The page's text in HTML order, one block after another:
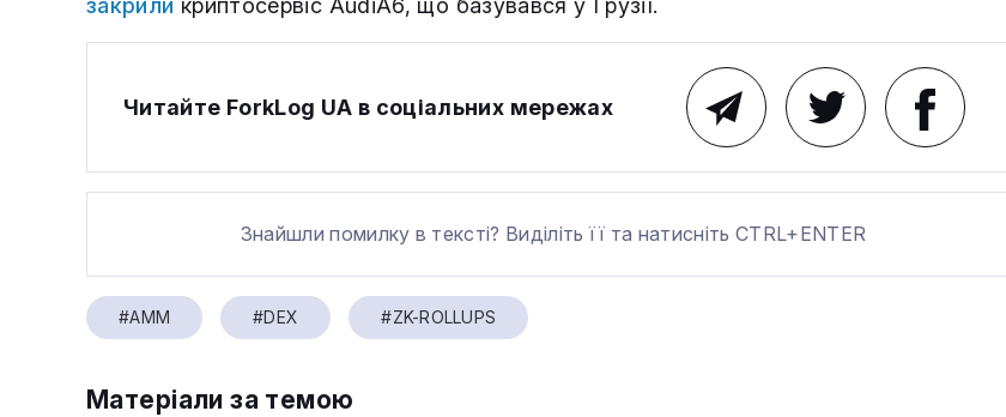
закрили криптосервіс AudiA6, що базувався у Грузії.
Читайте ForkLog UA в соціальних мережах
Знайшли помилку в тексті? Виділіть її та натисніть CTRL+ENTER
#AMM #DEX #ZK-ROLLUPS
Матеріали за темою